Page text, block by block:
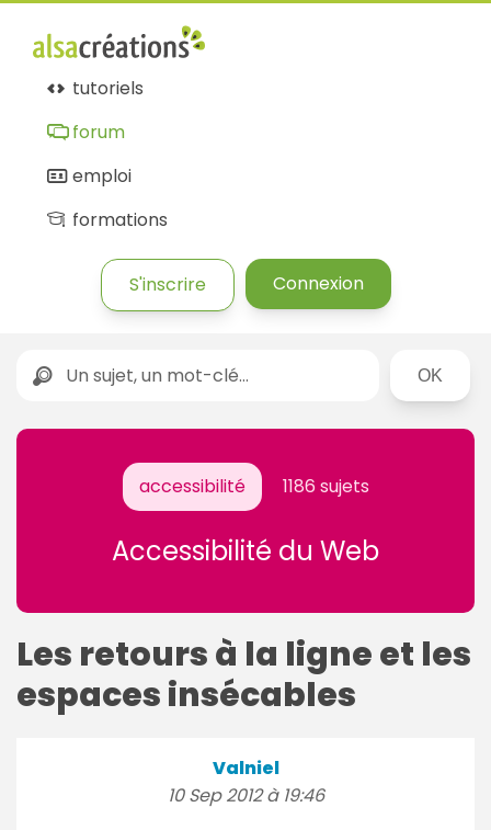
tutoriels
forum
emploi
formations
S'inscrire Connexion
Rechercher
accessibilité 1186 sujets
Accessibilité du Web
Les retours à la ligne et les
espaces insécables
Valniel
10 Sep 2012 à 19:46